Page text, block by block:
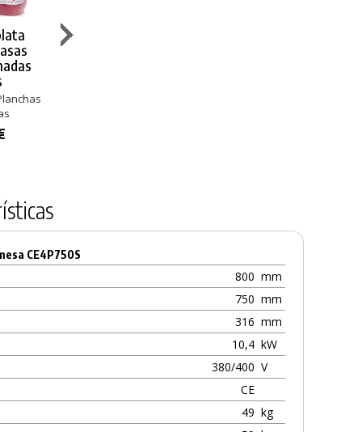
Cif Limpiador
Hornos
CE4P750S
800 mm
750 mm
316 mm
10,4 kW
380/400 V
CE
49 kg